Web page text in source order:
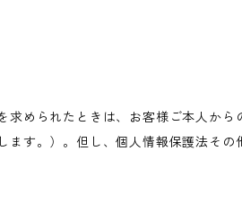
められたときは、お客様ご本人か
す。）。但し、個人情報保護法そ